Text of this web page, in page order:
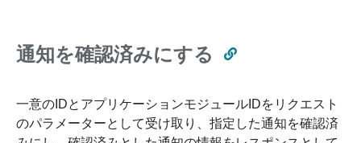
通知を確認済みにする
一意のIDとアプリケーションモジュールIDをリクエスト
のパラメーターとして受け取り、指定した通知を確認済